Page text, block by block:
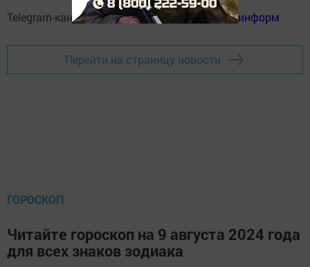
Telegram-канал:Мензелинск news - Мензеля-информ
Перейти на страницу новости
ГОРОСКОП
Читайте гороскоп на 9 августа 2024 года
для всех знаков зодиака